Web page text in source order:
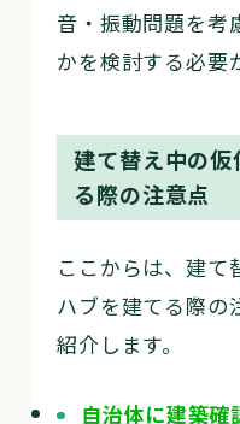
音・振動問題を考
かを検討する必要
建て替え中の
る際の注意点
ここからは、建て
ハブを建てる際の
紹介します。
自治体に建築確